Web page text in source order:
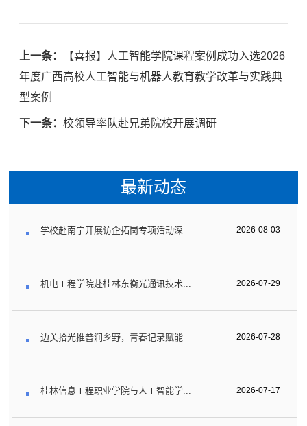
上一条：
【喜报】人工智能学院课程案例成功入选2026
年度广西高校人工智能与机器人教育教学改革与实践典
型案例
下一条：校领导率队赴兄弟院校开展调研
最新动态
学校赴南宁开展访企拓岗专项活动深... 2026-08-03
机电工程学院赴桂林东衡光通讯技术... 2026-07-29
边关拾光推普润乡野，青春记录赋能... 2026-07-28
桂林信息工程职业学院与人工智能学... 2026-07-17